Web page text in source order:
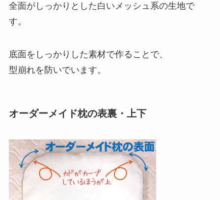
全面がしっかりとした白いメッシュ系の生地で
す。
底面をしっかりした素材で作ることで、
型崩れを防いでいます。
オーダーメイド枕の表裏・上下